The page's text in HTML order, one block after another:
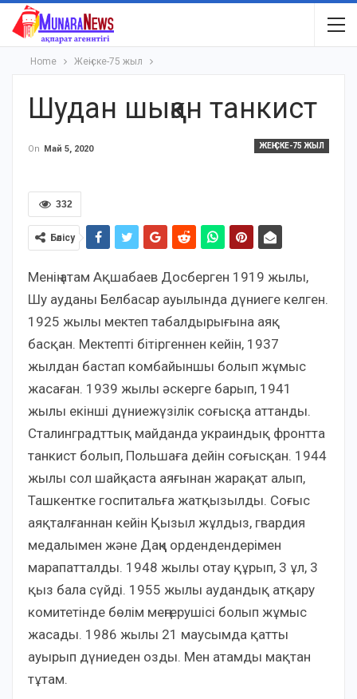
Home Жеңіске-75 жыл
Шудан шыққан танкист
ЖЕҢІСКЕ-75 ЖЫЛ
On Май 5, 2020
332
Бөлісу
Менің атам Ақшабаев Досберген 1919 жылы,
Шу ауданы Белбасар ауылында дүниеге келген.
1925 жылы мектеп табалдырығына аяқ
басқан. Мектепті бітіргеннен кейін, 1937
жылдан бастап комбайыншы болып жұмыс
жасаған. 1939 жылы əскерге барып, 1941
жылы екінші дүниежүзілік соғысқа аттанды.
Сталинградттық майданда украиндық фронтта
танкист болып, Польшаға дейін соғысқан. 1944
жылы сол шайқаста аяғынан жарақат алып,
Ташкентке госпитальға жатқызылды. Соғыс
аяқталғаннан кейiн Қызыл жұлдыз, гвардия
медалымен жəне Даңқ ордендендерімен
марапатталды. 1948 жылы отау құрып, 3 ұл, 3
қыз бала сүйді. 1955 жылы аудандық атқару
комитетінде бөлім меңгерушісі болып жұмыс
жасады. 1986 жылы 21 маусымда қатты
ауырып дүниеден озды. Мен атамды мақтан
тұтам.